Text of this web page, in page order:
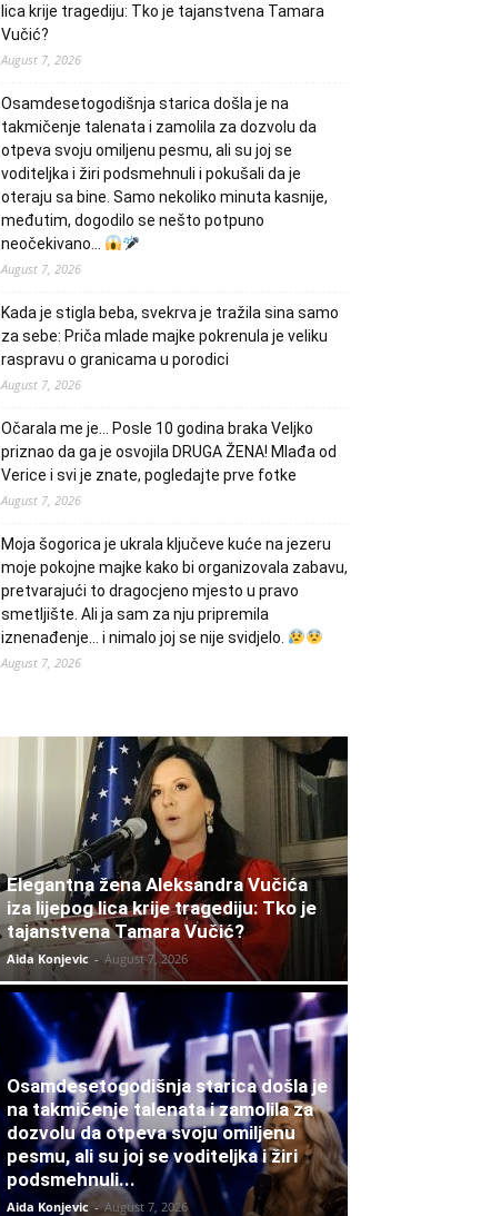
lica krije tragediju: Tko je tajanstvena Tamara
Vučić?
August 7, 2026
Osamdesetogodišnja starica došla je na
takmičenje talenata i zamolila za dozvolu da
otpeva svoju omiljenu pesmu, ali su joj se
voditeljka i žiri podsmehnuli i pokušali da je
oteraju sa bine. Samo nekoliko minuta kasnije,
međutim, dogodilo se nešto potpuno
neočekivano…
August 7, 2026
Kada je stigla beba, svekrva je tražila sina samo
za sebe: Priča mlade majke pokrenula je veliku
raspravu o granicama u porodici
August 7, 2026
Očarala me je… Posle 10 godina braka Veljko
priznao da ga je osvojila DRUGA ŽENA! Mlađa od
Verice i svi je znate, pogledajte prve fotke
August 7, 2026
Moja šogorica je ukrala ključeve kuće na jezeru
moje pokojne majke kako bi organizovala zabavu,
pretvarajući to dragocjeno mjesto u pravo
smetljište. Ali ja sam za nju pripremila
iznenađenje… i nimalo joj se nije svidjelo.
August 7, 2026
Elegantna žena Aleksandra Vučića
iza lijepog lica krije tragediju: Tko je
tajanstvena Tamara Vučić?
Aida Konjevic - August 7, 2026
Osamdesetogodišnja starica došla je
na takmičenje talenata i zamolila za
dozvolu da otpeva svoju omiljenu
pesmu, ali su joj se voditeljka i žiri
podsmehnuli...
Aida Konjevic - August 7, 2026